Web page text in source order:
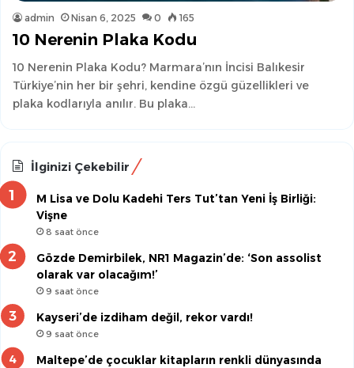
admin Nisan 6, 2025 0 165
10 Nerenin Plaka Kodu
10 Nerenin Plaka Kodu? Marmara’nın İncisi Balıkesir
Türkiye’nin her bir şehri, kendine özgü güzellikleri ve
plaka kodlarıyla anılır. Bu plaka…
İlginizi Çekebilir
M Lisa ve Dolu Kadehi Ters Tut’tan Yeni İş Birliği:
Vişne
8 saat önce
Gözde Demirbilek, NR1 Magazin’de: ‘Son assolist
olarak var olacağım!’
9 saat önce
Kayseri’de izdiham değil, rekor vardı!
9 saat önce
Maltepe’de çocuklar kitapların renkli dünyasında